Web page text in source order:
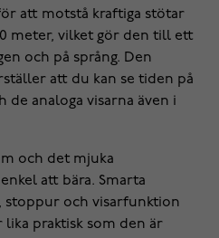
att motstå kraftiga stötar
meter, vilket gör den till ett
och på språng. Den
att du kan se tiden på
de analoga visarna även i
och det mjuka
att bära. Smarta
och visarfunktion
lika praktisk som den är